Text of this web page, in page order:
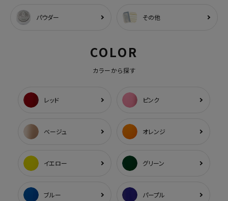
パウダー その他
COLOR
カラーから探す
レッド ピンク
ベージュ オレンジ
イエロー グリーン
ブルー パープル